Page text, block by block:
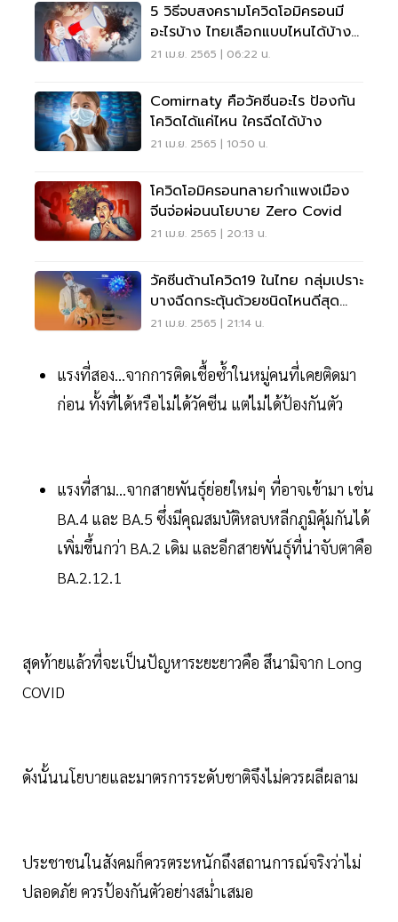
5 วิธีจบสงครามโควิดโอมิครอนมี
อะไรบ้าง ไทยเลือกแบบไหนได้บ้าง
อ่านเลยที่นี่
21 เม.ย. 2565 | 06:22 น.
Comirnaty คือวัคซีนอะไร ป้องกัน
โควิดได้แค่ไหน ใครฉีดได้บ้าง
21 เม.ย. 2565 | 10:50 น.
โควิดโอมิครอนทลายกำแพงเมือง
จีนจ่อผ่อนนโยบาย Zero Covid
21 เม.ย. 2565 | 20:13 น.
วัคซีนต้านโควิด19 ในไทย กลุ่มเปราะ
บางฉีดกระตุ้นด้วยชนิดไหนดีสุด
อ่านเลย
21 เม.ย. 2565 | 21:14 น.
แรงที่สอง...จากการติดเชื้อซ้ำในหมู่คนที่เคยติดมา
ก่อน ทั้งที่ได้หรือไม่ได้วัคซีน แต่ไม่ได้ป้องกันตัว
แรงที่สาม...จากสายพันธุ์ย่อยใหม่ๆ ที่อาจเข้ามา เช่น
BA.4 และ BA.5 ซึ่งมีคุณสมบัติหลบหลีกภูมิคุ้มกันได้
เพิ่มขึ้นกว่า BA.2 เดิม และอีกสายพันธุ์ที่น่าจับตาคือ
BA.2.12.1
สุดท้ายแล้วที่จะเป็นปัญหาระยะยาวคือ สึนามิจาก Long
COVID
ดังนั้นนโยบายและมาตรการระดับชาติจึงไม่ควรผลีผลาม
ประชาชนในสังคมก็ควรตระหนักถึงสถานการณ์จริงว่าไม่
ปลอดภัย ควรป้องกันตัวอย่างสม่ำเสมอ